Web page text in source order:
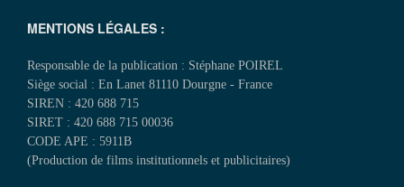
MENTIONS LÉGALES :
Responsable de la publication : Stéphane POIREL
Siège social : En Lanet 81110 Dourgne - France
SIREN : 420 688 715
SIRET : 420 688 715 00036
CODE APE : 5911B
(Production de films institutionnels et publicitaires)